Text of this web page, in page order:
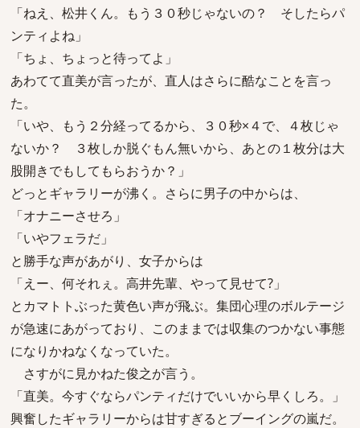
「ねえ、松井くん。もう３０秒じゃないの？ そしたらパ
ンティよね」
「ちょ、ちょっと待ってよ」
あわてて直美が言ったが、直人はさらに酷なことを言っ
た。
「いや、もう２分経ってるから、３０秒×４で、４枚じゃ
ないか？ ３枚しか脱ぐもん無いから、あとの１枚分は大
股開きでもしてもらおうか？」
どっとギャラリーが沸く。さらに男子の中からは、
「オナニーさせろ」
「いやフェラだ」
と勝手な声があがり、女子からは
「えー、何それぇ。高井先輩、やって見せて?」
とカマトトぶった黄色い声が飛ぶ。集団心理のボルテージ
が急速にあがっており、このままでは収集のつかない事態
になりかねなくなっていた。
さすがに見かねた俊之が言う。
「直美。今すぐならパンティだけでいいから早くしろ。」
興奮したギャラリーからは甘すぎるとブーイングの嵐だ。